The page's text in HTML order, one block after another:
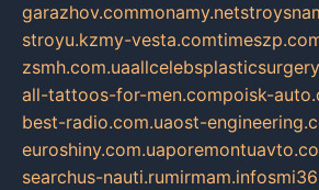
garazhov.commonamy.net
stroyu.kzmy-vesta.com
zsmh.com.ua
all-tattoos-for-men.compoisk-
best-radio.com.uaost-
euroshiny.com.ua
searchus-nauti.rumirmam.info